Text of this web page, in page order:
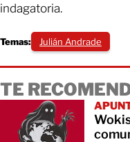
indagatoria.
Temas: Julián Andrade
TE